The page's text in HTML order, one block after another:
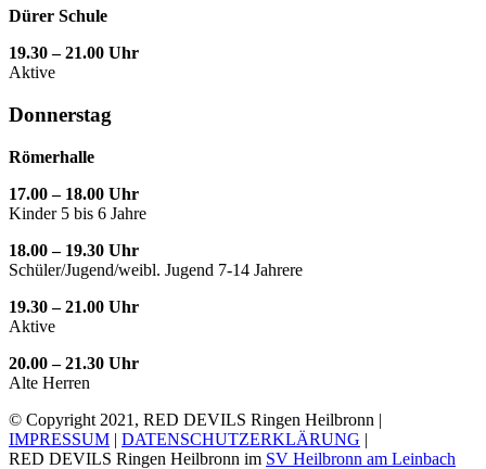
Dürer Schule
19.30 – 21.00 Uhr
Aktive
Donnerstag
Römerhalle
17.00 – 18.00 Uhr
Kinder 5 bis 6 Jahre
18.00 – 19.30 Uhr
Schüler/Jugend/weibl. Jugend 7-14 Jahrere
19.30 – 21.00 Uhr
Aktive
20.00 – 21.30 Uhr
Alte Herren
© Copyright 2021, RED DEVILS Ringen Heilbronn |
IMPRESSUM | DATENSCHUTZERKLÄRUNG |
RED DEVILS Ringen Heilbronn im SV Heilbronn am Leinbach